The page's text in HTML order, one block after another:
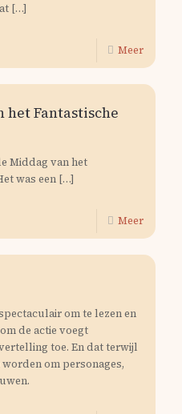
[…]
Meer
het Fantastische
Middag van het
was een […]
Meer
om te lezen en
de actie voegt
toe. En dat terwijl
om personages,